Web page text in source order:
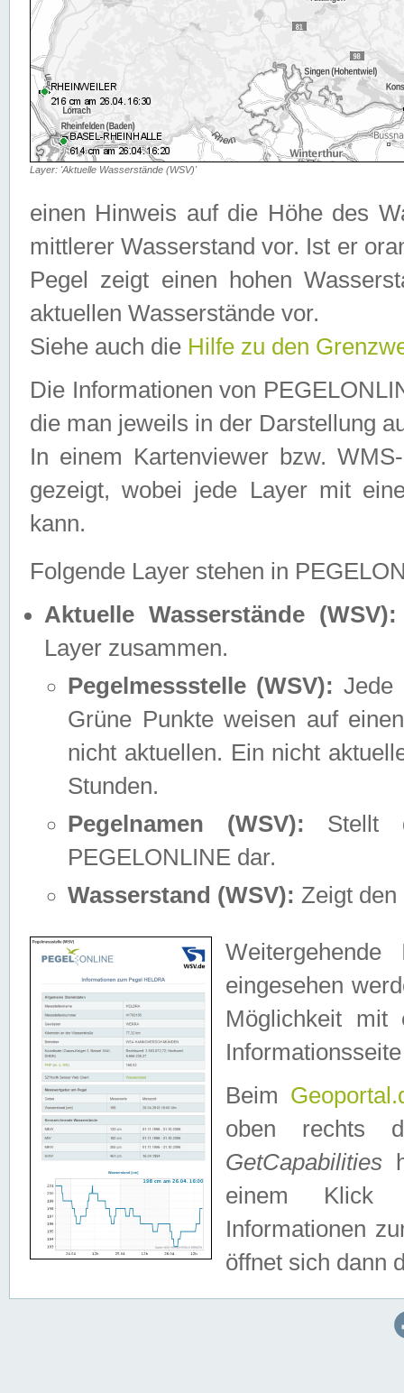
Layer: 'Aktuelle Wasserstände (WSV)'
einen Hinweis auf die Höhe des
mittlerer Wasserstand vor. Ist er
Pegel zeigt einen hohen
aktuellen Wasserstände vor.
Siehe auch die Hilfe zu den
Die Informationen von
die man jeweils in der Darstellung
In einem Kartenviewer bzw.
gezeigt, wobei jede Layer mit
kann.
Folgende Layer stehen in
Aktuelle Wasserstände (WSV):
Layer zusammen.
Pegelmessstelle (WSV): Jede
Grüne Punkte weisen auf
nicht aktuellen. Ein nicht
Stunden.
Pegelnamen (WSV): Stellt
PEGELONLINE dar.
Wasserstand (WSV): Zeigt den
eingesehen
Möglichkeit mit
Beim
oben rechts
GetCapabilities
einem Klick
Informationen
öffnet sich dann